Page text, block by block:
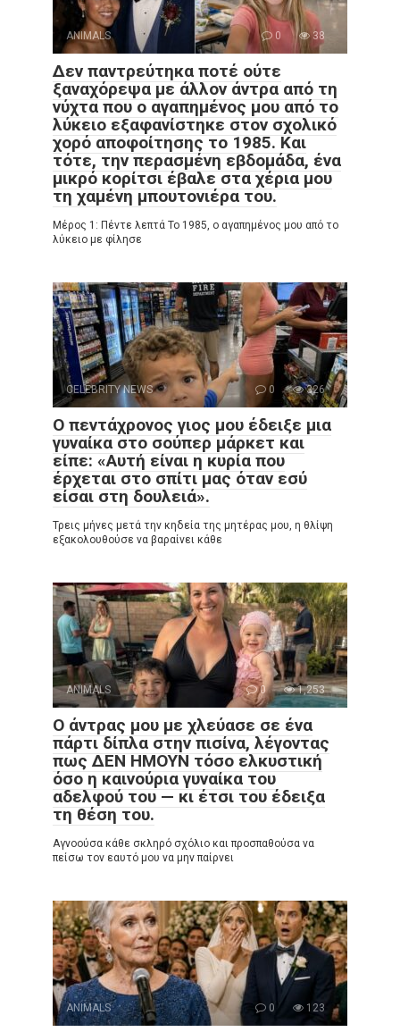
ANIMALS 0 38
Δεν παντρεύτηκα ποτέ ούτε
ξαναχόρεψα με άλλον άντρα από τη
νύχτα που ο αγαπημένος μου από το
λύκειο εξαφανίστηκε στον σχολικό
χορό αποφοίτησης το 1985. Και
τότε, την περασμένη εβδομάδα, ένα
μικρό κορίτσι έβαλε στα χέρια μου
τη χαμένη μπουτονιέρα του.
Μέρος 1: Πέντε λεπτά Το 1985, ο αγαπημένος μου από το
λύκειο με φίλησε
CELEBRITY NEWS 0 326
Ο πεντάχρονος γιος μου έδειξε μια
γυναίκα στο σούπερ μάρκετ και
είπε: «Αυτή είναι η κυρία που
έρχεται στο σπίτι μας όταν εσύ
είσαι στη δουλειά».
Τρεις μήνες μετά την κηδεία της μητέρας μου, η θλίψη
εξακολουθούσε να βαραίνει κάθε
ANIMALS 0 1,253
Ο άντρας μου με χλεύασε σε ένα
πάρτι δίπλα στην πισίνα, λέγοντας
πως ΔΕΝ ΗΜΟΥΝ τόσο ελκυστική
όσο η καινούρια γυναίκα του
αδελφού του — κι έτσι του έδειξα
τη θέση του.
Αγνοούσα κάθε σκληρό σχόλιο και προσπαθούσα να
πείσω τον εαυτό μου να μην παίρνει
ANIMALS 0 123